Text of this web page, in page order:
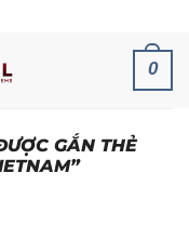
0
GẮN THẺ